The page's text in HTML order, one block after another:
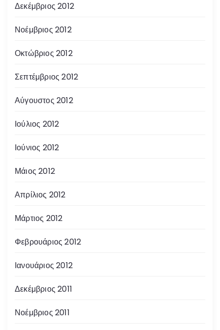
Δεκέμβριος 2012
Νοέμβριος 2012
Οκτώβριος 2012
Σεπτέμβριος 2012
Αύγουστος 2012
Ιούλιος 2012
Ιούνιος 2012
Μάιος 2012
Απρίλιος 2012
Μάρτιος 2012
Φεβρουάριος 2012
Ιανουάριος 2012
Δεκέμβριος 2011
Νοέμβριος 2011